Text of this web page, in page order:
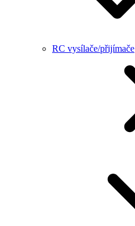
RC vysílače/přijímače